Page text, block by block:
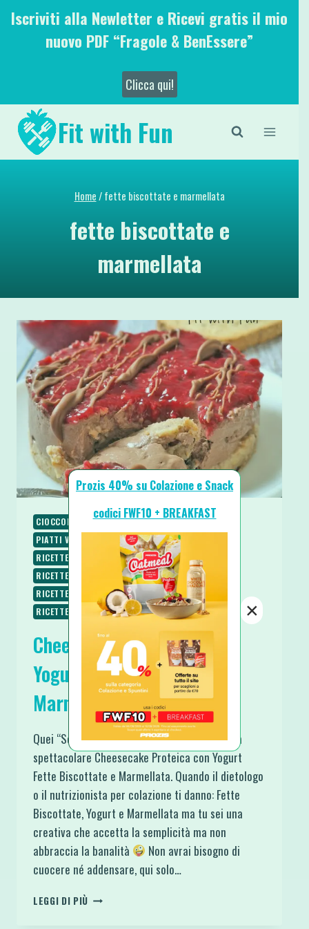
SaltaIscriviti alla Newletter e Ricevi gratis il mio
nuovo PDF “Fragole & BenEssere”
Clicca qui!
Fit with Fun
Home/ fette biscottate e marmellata
fette biscottate e
marmellata
CIOCCOLATO COLAZIONE
PIATTI FREDDI
PIATTI VELOCI
RICETTE
RICETTE BASE
RICETTE DOLCI
RICETTE PROTEICHE
RICETTE SENZA BURRO
RICETTE SENZA COTTURA
RICETTE SENZA UOVA
RICETTE SENZA ZUCCHERO
RICETTE VEGETARIANE
SPUNTINI E SNACKS
Cheesecake Proteica con
Yogurt Fette Biscottate e
Marmellata
Quei “Soliti Ingredienti” si trasformano in una
spettacolare Cheesecake Proteica con Yogurt
Fette Biscottate e Marmellata. Quando il dietologo
o il nutrizionista per colazione ti danno: Fette
Biscottate, Yogurt e Marmellata ma tu sei una
creativa che accetta la semplicità ma non
abbraccia la banalità
Non avrai bisogno di
cuocere né addensare, qui solo…
LEGGI DI PIÙ CHEESECAKE
Prozis 40% su Colazione e Snack
codici FWF10 + BREAKFAST
×